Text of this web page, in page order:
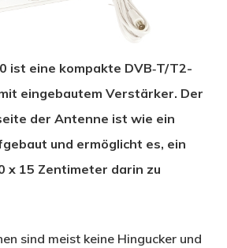
ist eine kompakte DVB‐T/T2-
eingebautem Verstärker. Der
der Antenne ist wie ein
und ermöglicht es, ein
x 15 Zentimeter darin zu
sind meist keine Hingucker und